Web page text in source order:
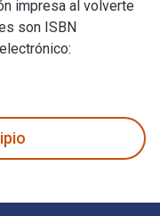
impresa al volverte
son ISBN